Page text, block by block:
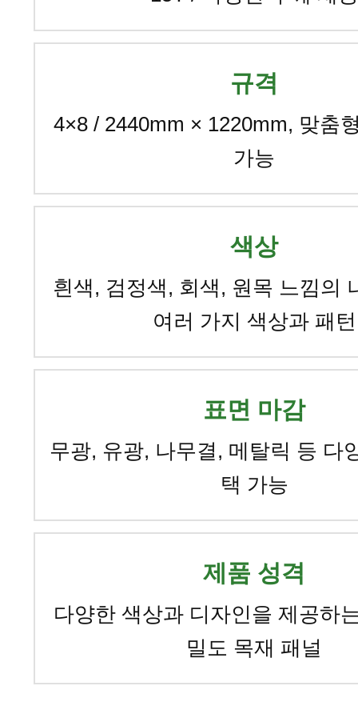
규격
4×8 / 2440mm × 1220mm, 맞춤
가능
색상
흰색, 검정색, 회색, 원목 느낌의
여러 가지 색상과 패턴
표면 마감
무광, 유광, 나무결, 메탈릭 등 다
택 가능
제품 성격
다양한 색상과 디자인을 제공하
밀도 목재 패널